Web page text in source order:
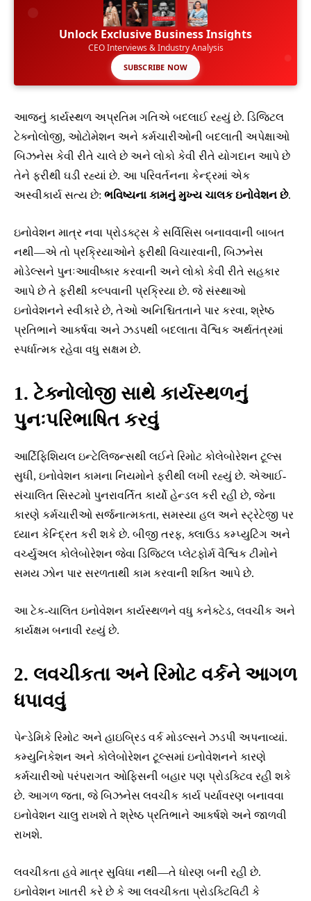
Unlock Exclusive Business Insights
CEO Interviews & Industry Analysis
SUBSCRIBE NOW
આજનું કાર્યસ્થળ અપ્રતિમ ગતિએ બદલાઈ રહ્યું છે. ડિજિટલ
ટેક્નોલોજી, ઓટોમેશન અને કર્મચારીઓની બદલાતી અપેક્ષાઓ
બિઝનેસ કેવી રીતે ચાલે છે અને લોકો કેવી રીતે યોગદાન આપે છે
તેને ફરીથી ઘડી રહ્યાં છે. આ પરિવર્તનના કેન્દ્રમાં એક
અસ્વીકાર્ય સત્ય છે: ભવિષ્યના કામનું મુખ્ય ચાલક ઇનોવેશન છે.
ઇનોવેશન માત્ર નવા પ્રોડક્ટ્સ કે સર્વિસિસ બનાવવાની બાબત
નથી—એ તો પ્રક્રિયાઓને ફરીથી વિચારવાની, બિઝનેસ
મોડેલ્સને પુનઃઆવીષ્કાર કરવાની અને લોકો કેવી રીતે સહકાર
આપે છે તે ફરીથી કલ્પવાની પ્રક્રિયા છે. જે સંસ્થાઓ
ઇનોવેશનને સ્વીકારે છે, તેઓ અનિશ્ચિતતાને પાર કરવા, શ્રેષ્ઠ
પ્રતિભાને આકર્ષવા અને ઝડપથી બદલાતા વૈશ્વિક અર્થતંત્રમાં
સ્પર્ધાત્મક રહેવા વધુ સક્ષમ છે.
1. ટેક્નોલોજી સાથે કાર્યસ્થળનું
પુનઃપરિભાષિત કરવું
આર્ટિફિશિયલ ઇન્ટેલિજન્સથી લઈને રિમોટ કોલેબોરેશન ટૂલ્સ
સુધી, ઇનોવેશન કામના નિયમોને ફરીથી લખી રહ્યું છે. એઆઈ-
સંચાલિત સિસ્ટમો પુનરાવર્તિત કાર્યો હેન્ડલ કરી રહી છે, જેના
કારણે કર્મચારીઓ સર્જનાત્મકતા, સમસ્યા હલ અને સ્ટ્રેટેજી પર
ધ્યાન કેન્દ્રિત કરી શકે છે. બીજી તરફ, ક્લાઉડ કમ્પ્યુટિંગ અને
વર્ચ્યુઅલ કોલેબોરેશન જેવા ડિજિટલ પ્લેટફોર્મ વૈશ્વિક ટીમોને
સમય ઝોન પાર સરળતાથી કામ કરવાની શક્તિ આપે છે.
આ ટેક-ચાલિત ઇનોવેશન કાર્યસ્થળને વધુ કનેક્ટેડ, લવચીક અને
કાર્યક્ષમ બનાવી રહ્યું છે.
2. લવચીકતા અને રિમોટ વર્કને આગળ
ધપાવવું
પેન્ડેમિકે રિમોટ અને હાઇબ્રિડ વર્ક મોડલ્સને ઝડપી અપનાવ્યાં.
કમ્યુનિકેશન અને કોલેબોરેશન ટૂલ્સમાં ઇનોવેશનને કારણે
કર્મચારીઓ પરંપરાગત ઓફિસની બહાર પણ પ્રોડક્ટિવ રહી શકે
છે. આગળ જતા, જે બિઝનેસ લવચીક કાર્ય પર્યાવરણ બનાવવા
ઇનોવેશન ચાલુ રાખશે તે શ્રેષ્ઠ પ્રતિભાને આકર્ષશે અને જાળવી
રાખશે.
લવચીકતા હવે માત્ર સુવિધા નથી—તે ધોરણ બની રહી છે.
ઇનોવેશન ખાતરી કરે છે કે આ લવચીકતા પ્રોડક્ટિવિટી કે